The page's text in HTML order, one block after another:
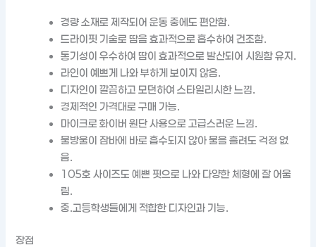
경량 소재로 제작되어 운동 중에도 편안함.
드라이핏 기술로 땀을 효과적으로 흡수하여 건조함.
통기성이 우수하여 땀이 효과적으로 발산되어 시원함 유지.
라인이 예쁘게 나와 부하게 보이지 않음.
디자인이 깔끔하고 모던하여 스타일리시한 느낌.
경제적인 가격대로 구매 가능.
마이크로 화이버 원단 사용으로 고급스러운 느낌.
물방울이 잠바에 바로 흡수되지 않아 물을 흘려도 걱정 없
음.
105호 사이즈도 예쁜 핏으로 나와 다양한 체형에 잘 어울
림.
중.고등학생들에게 적합한 디자인과 기능.
장점